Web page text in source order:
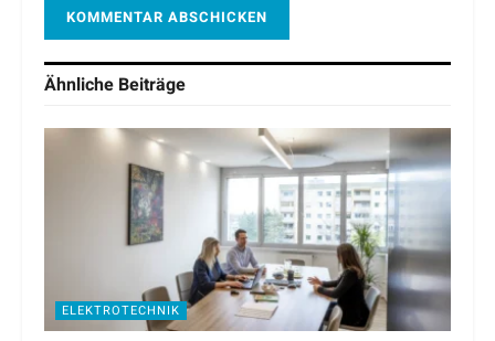
Ähnliche Beiträge
ELEKTROTECHNIK